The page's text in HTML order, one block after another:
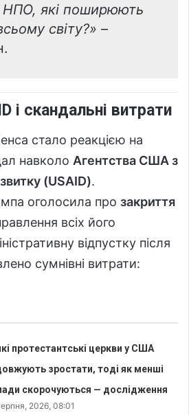
НПО, які поширюють
світу?» –
і скандальні витрати
стало реакцією на
навколо Агентства США з
(USAID).
оголосила про закриття
всіх його
відпустку після
сумнівні витрати:
протестантські церкви у США
зростати, тоді як менші
скорочуються — дослідження
2026, 08:01